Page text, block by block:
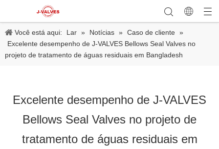
Você está aqui: Lar » Notícias » Caso de cliente »
Excelente desempenho de J-VALVES Bellows Seal Valves no
projeto de tratamento de águas residuais em Bangladesh
Excelente desempenho de J-VALVES
Bellows Seal Valves no projeto de
tratamento de águas residuais em